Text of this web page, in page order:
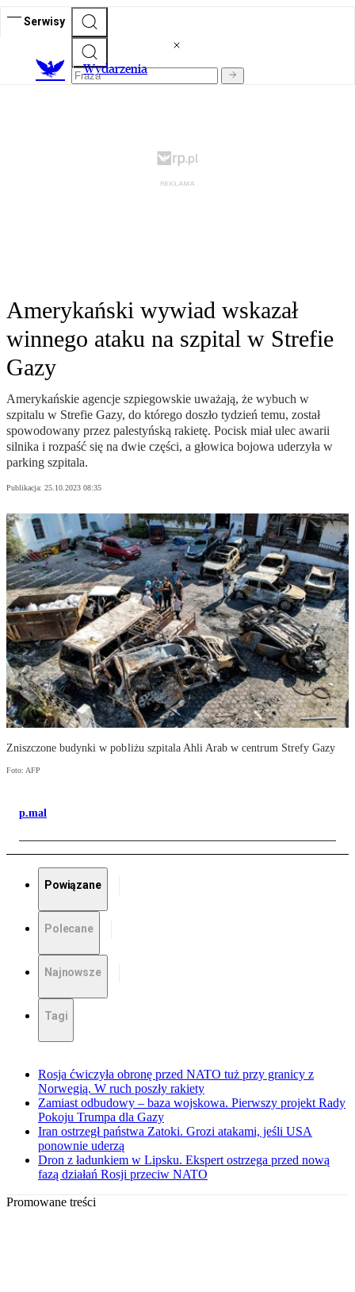
Serwisy
Wydarzenia
Amerykański wywiad wskazał
winnego ataku na szpital w Strefie
Gazy
Amerykańskie agencje szpiegowskie uważają, że wybuch w
szpitalu w Strefie Gazy, do którego doszło tydzień temu, został
spowodowany przez palestyńską rakietę. Pocisk miał ulec awarii
silnika i rozpaść się na dwie części, a głowica bojowa uderzyła w
parking szpitala.
Publikacja: 25.10.2023 08:35
Zniszczone budynki w pobliżu szpitala Ahli Arab w centrum Strefy Gazy
Foto: AFP
p.mal
Powiązane
Polecane
Najnowsze
Tagi
Rosja ćwiczyła obronę przed NATO tuż przy granicy z
Norwegią. W ruch poszły rakiety
Zamiast odbudowy – baza wojskowa. Pierwszy projekt Rady
Pokoju Trumpa dla Gazy
Iran ostrzegł państwa Zatoki. Grozi atakami, jeśli USA
ponownie uderzą
Dron z ładunkiem w Lipsku. Ekspert ostrzega przed nową
fazą działań Rosji przeciw NATO
Promowane treści